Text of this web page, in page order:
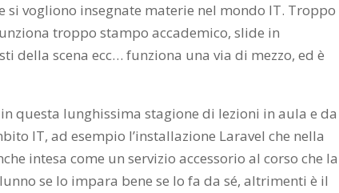
vogliono insegnate materie nel mondo IT. Troppo
troppo stampo accademico, slide in
della scena ecc… funziona una via di mezzo, ed è
questa lunghissima stagione di lezioni in aula e da
IT, ad esempio l’installazione Laravel che nella
intesa come un servizio accessorio al corso che la
se lo impara bene se lo fa da sé, altrimenti è il